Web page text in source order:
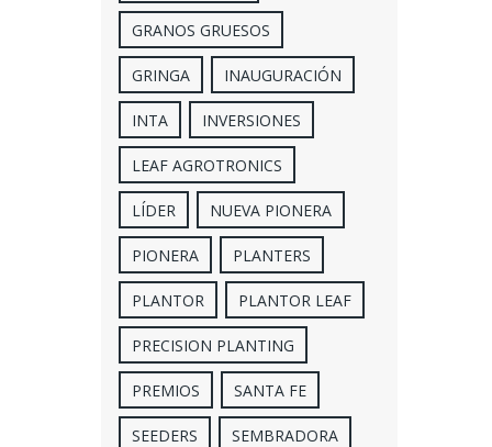
GRANOS GRUESOS
GRINGA INAUGURACIÓN
INTA INVERSIONES
LEAF AGROTRONICS
LÍDER NUEVA PIONERA
PIONERA PLANTERS
PLANTOR PLANTOR LEAF
PRECISION PLANTING
PREMIOS SANTA FE
SEEDERS SEMBRADORA